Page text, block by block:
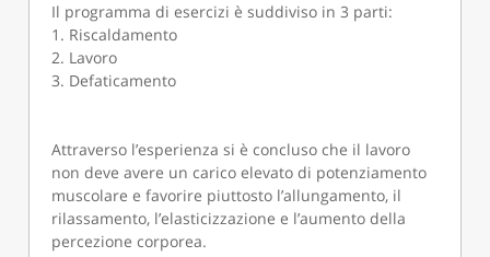
Il programma di esercizi è suddiviso in 3 parti:
1. Riscaldamento
2. Lavoro
3. Defaticamento
Attraverso l’esperienza si è concluso che il lavoro
non deve avere un carico elevato di potenziamento
muscolare e favorire piuttosto l’allungamento, il
rilassamento, l’elasticizzazione e l’aumento della
percezione corporea.